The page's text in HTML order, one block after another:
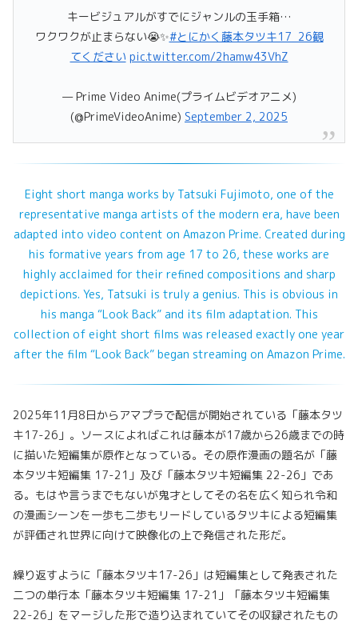
キービジュアルがすでにジャンルの玉手箱…
ワクワクが止まらない😭✨#とにかく藤本タツキ17_26観
てください pic.twitter.com/2hamw43VhZ
— Prime Video Anime(プライムビデオアニメ)
(@PrimeVideoAnime) September 2, 2025
Eight short manga works by Tatsuki Fujimoto, one of the
representative manga artists of the modern era, have been
adapted into video content on Amazon Prime. Created during
his formative years from age 17 to 26, these works are
highly acclaimed for their refined compositions and sharp
depictions. Yes, Tatsuki is truly a genius. This is obvious in
his manga “Look Back” and its film adaptation. This
collection of eight short films was released exactly one year
after the film “Look Back” began streaming on Amazon Prime.
2025年11月8日からアマプラで配信が開始されている「藤本タツ
キ17-26」。ソースによればこれは藤本が17歳から26歳までの時
に描いた短編集が原作となっている。その原作漫画の題名が「藤
本タツキ短編集 17-21」及び「藤本タツキ短編集 22-26」であ
る。もはや言うまでもないが鬼才としてその名を広く知られ令和
の漫画シーンを一歩も二歩もリードしているタツキによる短編集
が評価され世界に向けて映像化の上で発信された形だ。
繰り返すように「藤本タツキ17-26」は短編集として発表された
二つの単行本「藤本タツキ短編集 17-21」「藤本タツキ短編集
22-26」をマージした形で造り込まれていてその収録されたもの